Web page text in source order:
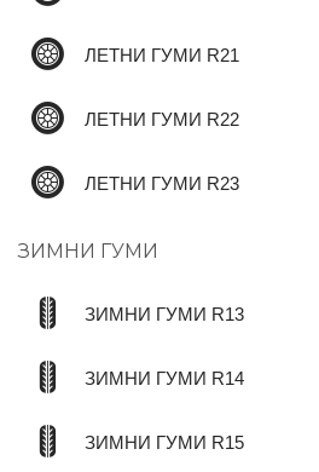
ЛЕТНИ ГУМИ R21
ЛЕТНИ ГУМИ R22
ЛЕТНИ ГУМИ R23
ЗИМНИ ГУМИ
ЗИМНИ ГУМИ R13
ЗИМНИ ГУМИ R14
ЗИМНИ ГУМИ R15